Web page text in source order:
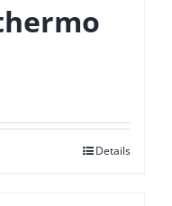
Details